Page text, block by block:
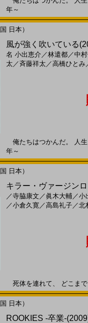
年～
日本）
風が強く吹いている
名 小出恵介 ／林遣都／中
太 ／斉藤祥太 ／高橋ひとみ
俺たちはつかんだ。 人
年～
日本）
キラー・ヴァージン
／寺脇康文 ／ 眞木大輔／小
／小倉久寛／高島礼子／北
死体を連れて、 どこま
日本）
ROOKIES -卒業-